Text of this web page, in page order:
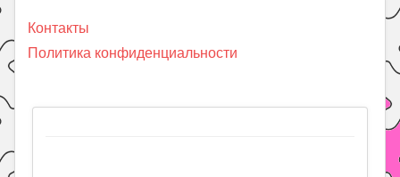
Контакты
Политика конфиденциальности